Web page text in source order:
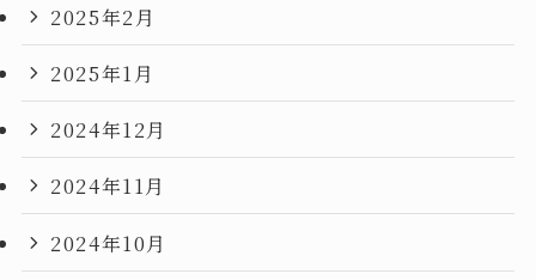
2025年2月
2025年1月
2024年12月
2024年11月
2024年10月